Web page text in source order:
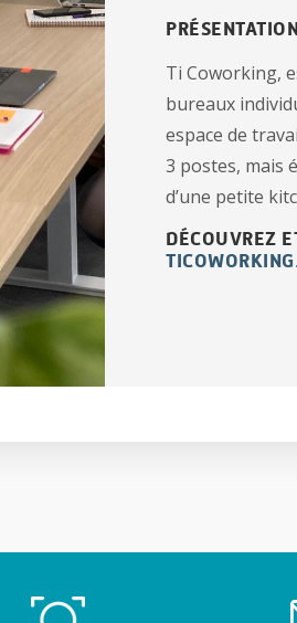
Ti Coworking,
bureaux
espace de
3 postes, mais
d’une petite
DÉCOUVREZ